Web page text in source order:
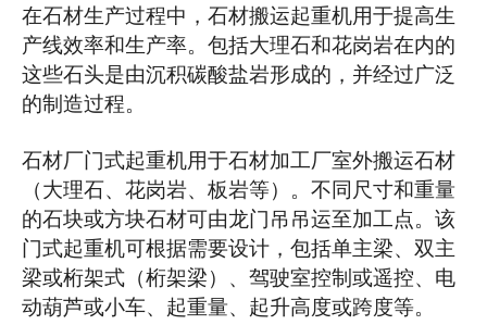
在石材生产过程中，石材搬运起重机用于提高生
产线效率和生产率。包括大理石和花岗岩在内的
这些石头是由沉积碳酸盐岩形成的，并经过广泛
的制造过程。
石材厂门式起重机用于石材加工厂室外搬运石材
（大理石、花岗岩、板岩等）。不同尺寸和重量
的石块或方块石材可由龙门吊吊运至加工点。该
门式起重机可根据需要设计，包括单主梁、双主
梁或桁架式（桁架梁）、驾驶室控制或遥控、电
动葫芦或小车、起重量、起升高度或跨度等。